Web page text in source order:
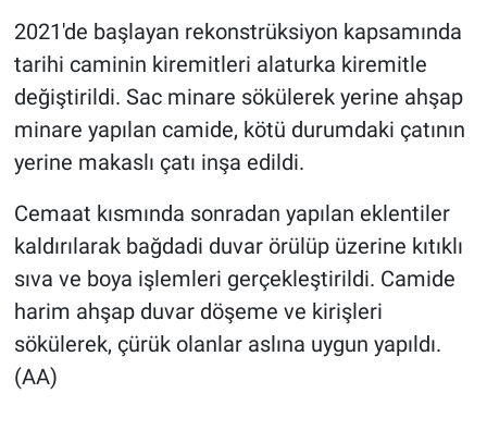
2021'de başlayan rekonstrüksiyon kapsamında
tarihi caminin kiremitleri alaturka kiremitle
değiştirildi. Sac minare sökülerek yerine ahşap
minare yapılan camide, kötü durumdaki çatının
yerine makaslı çatı inşa edildi.
Cemaat kısmında sonradan yapılan eklentiler
kaldırılarak bağdadi duvar örülüp üzerine kıtıklı
sıva ve boya işlemleri gerçekleştirildi. Camide
harim ahşap duvar döşeme ve kirişleri
sökülerek, çürük olanlar aslına uygun yapıldı.
(AA)